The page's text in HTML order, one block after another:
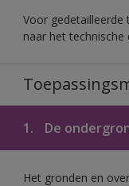
Voor gedetailleerde
naar het
1. De
Het gronden en